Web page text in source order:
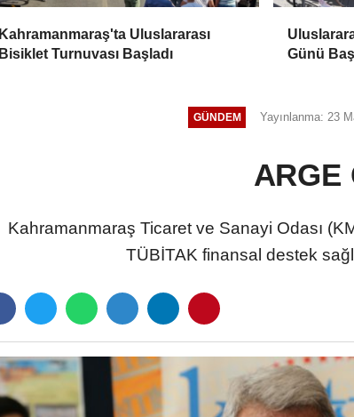
Kahramanmaraş'ta Uluslararası
Bisiklet Turnuvası Başladı
Günü
GÜNDEM Yayınlanma: 23
ARGE
Kahramanmaraş Ticaret ve Sanayi Odası
TÜBİTAK finansal destek